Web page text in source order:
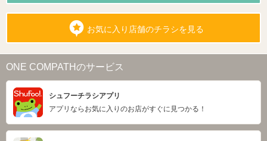
お気に入り店舗のチラシを見る
ONE COMPATHのサービス
シュフーチラシアプリ
アプリならお気に入りのお店がすぐに見つかる！